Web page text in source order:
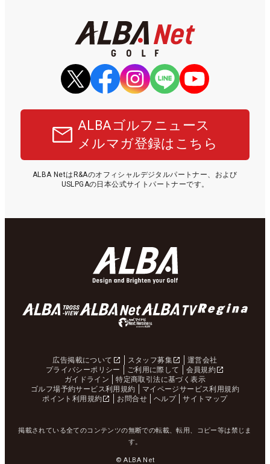
ALBAゴルフニュース
メルマガ登録はこちら
ALBA NetはR&Aのオフィシャルデジタルパートナー、および
USLPGAの日本公式サイトパートナーです。
広告掲載について スタッフ募集
運営会社
プライバシーポリシー
ご利用に際して
会員規約
ガイドライン
特定商取引法に基づく表示
ゴルフ場予約サービス利用規約
マイページサービス利用規約
ポイント利用規約
お問合せ ヘルプ サイトマップ
掲載されている全てのコンテンツの無断での転載、転用、コピー等は禁じま
す。
© ALBA Net